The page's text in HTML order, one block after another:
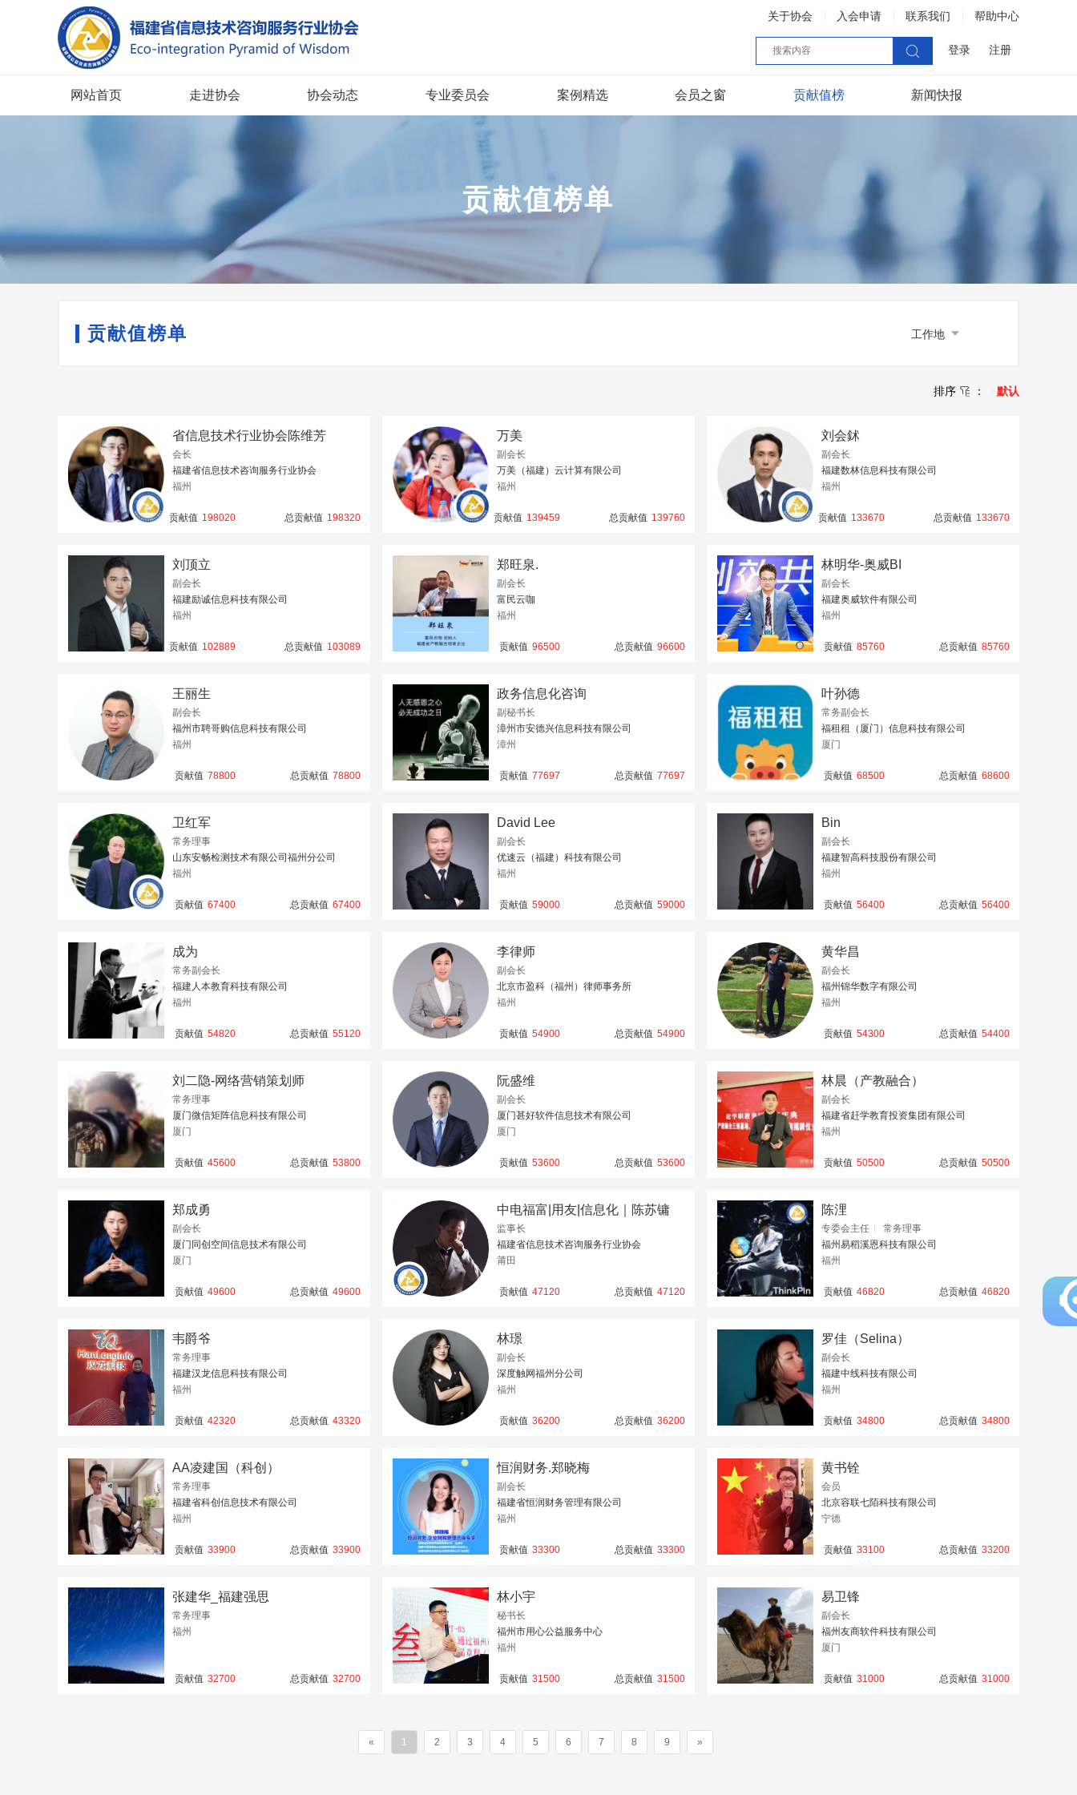
关于协会 入会申请 联系我们 帮助中心
登录 注册
网站首页 走进协会 协会动态 专业委员会 案例精选 会员之窗 贡献值榜 新闻快报
贡献值榜单
贡献值榜单 工作地 
排序  ： 默认
省信息技术行业协会陈维芳
会长
福建省信息技术咨询服务行业协会
福州
贡献值 198020 总贡献值 198320
万美
副会长
万美（福建）云计算有限公司
福州
贡献值 139459 总贡献值 139760
刘会鉥
副会长
福建数林信息科技有限公司
福州
贡献值 133670 总贡献值 133670
刘顶立
副会长
福建励诚信息科技有限公司
福州
贡献值 102889 总贡献值 103089
郑旺泉.
副会长
富民云咖
福州
贡献值 96500 总贡献值 96600
林明华-奥威BI
副会长
福建奥威软件有限公司
福州
贡献值 85760 总贡献值 85760
王丽生
副会长
福州市聘哥购信息科技有限公司
福州
贡献值 78800 总贡献值 78800
政务信息化咨询
副秘书长
漳州市安德兴信息科技有限公司
漳州
贡献值 77697 总贡献值 77697
叶孙德
常务副会长
福租租（厦门）信息科技有限公司
厦门
贡献值 68500 总贡献值 68600
卫红军
常务理事
山东安畅检测技术有限公司福州分公司
福州
贡献值 67400 总贡献值 67400
David Lee
副会长
优速云（福建）科技有限公司
福州
贡献值 59000 总贡献值 59000
Bin
副会长
福建智高科技股份有限公司
福州
贡献值 56400 总贡献值 56400
成为
常务副会长
福建人本教育科技有限公司
福州
贡献值 54820 总贡献值 55120
李律师
副会长
北京市盈科（福州）律师事务所
福州
贡献值 54900 总贡献值 54900
黄华昌
副会长
福州锦华数字有限公司
福州
贡献值 54300 总贡献值 54400
刘二隐-网络营销策划师
常务理事
厦门微信矩阵信息科技有限公司
厦门
贡献值 45600 总贡献值 53800
阮盛维
副会长
厦门甚好软件信息技术有限公司
厦门
贡献值 53600 总贡献值 53600
林晨（产教融合）
副会长
福建省赶学教育投资集团有限公司
福州
贡献值 50500 总贡献值 50500
郑成勇
副会长
厦门同创空间信息技术有限公司
厦门
贡献值 49600 总贡献值 49600
中电福富|用友|信息化｜陈苏镛
监事长
福建省信息技术咨询服务行业协会
莆田
贡献值 47120 总贡献值 47120
陈浬
专委会主任
常务理事
福州易稻溪恩科技有限公司
福州
贡献值 46820 总贡献值 46820
韦爵爷
常务理事
福建汉龙信息科技有限公司
福州
贡献值 42320 总贡献值 43320
林璟
副会长
深度触网福州分公司
福州
贡献值 36200 总贡献值 36200
罗佳（Selina）
副会长
福建中线科技有限公司
福州
贡献值 34800 总贡献值 34800
AA凌建国（科创）
常务理事
福建省科创信息技术有限公司
福州
贡献值 33900 总贡献值 33900
恒润财务.郑晓梅
副会长
福建省恒润财务管理有限公司
福州
贡献值 33300 总贡献值 33300
黄书铨
会员
北京容联七陌科技有限公司
宁德
贡献值 33100 总贡献值 33200
张建华_福建强思
常务理事
福州
贡献值 32700 总贡献值 32700
林小宇
秘书长
福州市用心公益服务中心
福州
贡献值 31500 总贡献值 31500
易卫锋
副会长
福州友商软件科技有限公司
厦门
贡献值 31000 总贡献值 31000
« 1 2 3 4 5 6 7 8 9 »